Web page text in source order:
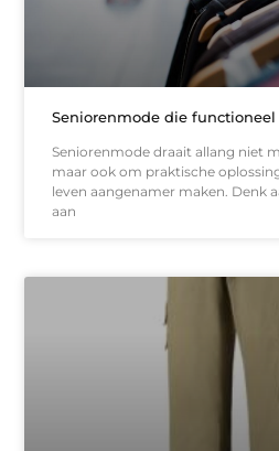
Seniorenmode die
Seniorenmode draait allang niet
maar ook om praktische
leven aangenamer maken. Denk
aan